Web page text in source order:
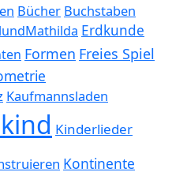
Bücher Buchstaben
Erdkunde
Formen Freies Spiel
Kaufmannsladen
Kinderlieder
Kontinente